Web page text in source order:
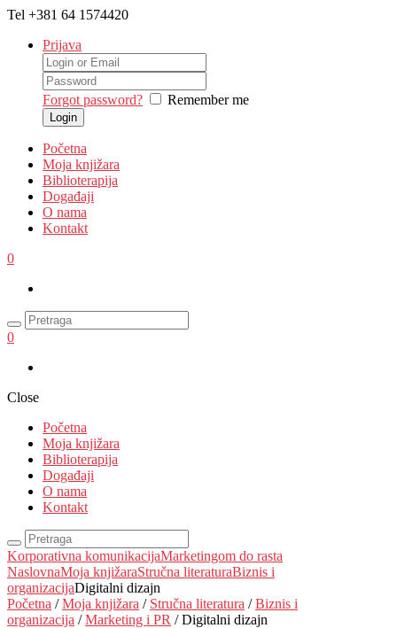
Tel +381 64 1574420
Prijava
Forgot password? Remember me
Početna
Moja knjižara
Biblioterapija
Događaji
O nama
Kontakt
0
0
Close
Početna
Moja knjižara
Biblioterapija
Događaji
O nama
Kontakt
Korporativna komunikacijaMarketingom do rasta
NaslovnaMoja knjižaraStručna literaturaBiznis i
organizacijaDigitalni dizajn
Početna /Moja knjižara / Stručna literatura /Biznis i
organizacija /Marketing i PR / Digitalni dizajn